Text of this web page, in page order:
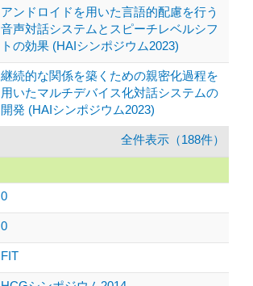
アンドロイドを用いた言語的配慮を行う
音声対話システムとスピーチレベルシフ
トの効果 (HAIシンポジウム2023)
継続的な関係を築くための親密化過程を
用いたマルチデバイス化対話システムの
開発 (HAIシンポジウム2023)
全件表示（188件）
0
0
FIT